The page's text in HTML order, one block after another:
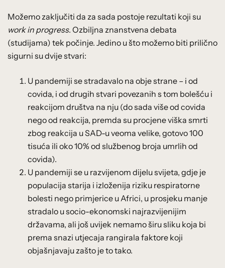
Možemo zaključiti da za sada postoje rezultati koji su
work in progress. Ozbiljna znanstvena debata
(studijama) tek počinje. Jedino u što možemo biti prilično
sigurni su dvije stvari:
U pandemiji se stradavalo na obje strane – i od
covida, i od drugih stvari povezanih s tom bolešću i
reakcijom društva na nju (do sada više od covida
nego od reakcija, premda su procjene viška smrti
zbog reakcija u SAD-u veoma velike, gotovo 100
tisuća ili oko 10% od službenog broja umrlih od
covida).
U pandemiji se u razvijenom dijelu svijeta, gdje je
populacija starija i izloženija riziku respiratorne
bolesti nego primjerice u Africi, u prosjeku manje
stradalo u socio-ekonomski najrazvijenijim
državama, ali još uvijek nemamo širu sliku koja bi
prema snazi utjecaja rangirala faktore koji
objašnjavaju zašto je to tako.